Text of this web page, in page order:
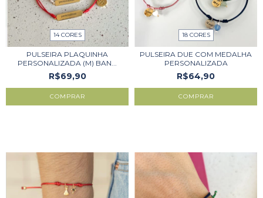
14 CORES
PULSEIRA PLAQUINHA
PERSONALIZADA (M) BAN...
R$69,90
COMPRAR
18 CORES
PULSEIRA DUE COM MEDALHA
PERSONALIZADA
R$64,90
COMPRAR